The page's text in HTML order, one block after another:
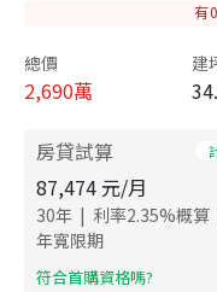
有0
總價
2,690萬
建
房貸試算
87,474 元/月
30年 | 利率2.35%概算
年寬限期
​符合首購資格嗎?